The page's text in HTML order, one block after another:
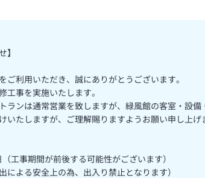
】
利用いただき、誠にありがとうございます。
工事を実施いたします。
ランは通常営業を致しますが、緑風館の客室・設備
いたしますが、ご理解賜りますようお願い申し上げ
工事期間が前後する可能性がございます）
よる安全上の為、出入り禁止となります）